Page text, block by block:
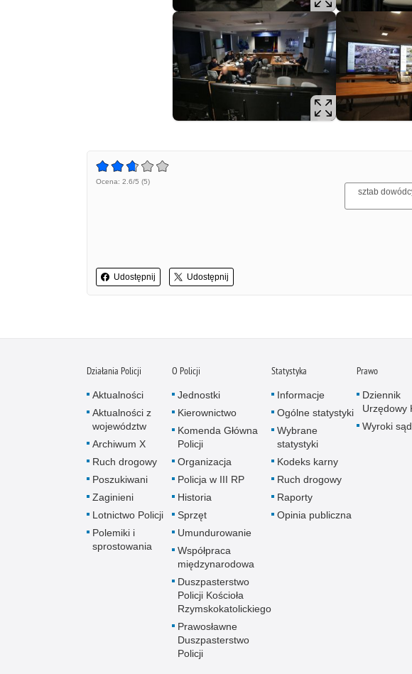
Ocena: 2.6/5 (5)
Udostępnij Udostępnij
sztab
Działania Policji
Aktualności
Aktualności z
województw
Archiwum X
Ruch drogowy
Poszukiwani
Zaginieni
Lotnictwo Policji
Polemiki i
sprostowania
O Policji
Jednostki
Kierownictwo
Komenda Główna
Policji
Organizacja
Policja w III RP
Historia
Sprzęt
Umundurowanie
Współpraca
międzynarodowa
Duszpasterstwo
Policji Kościoła
Rzymskokatolickiego
Prawosławne
Duszpasterstwo
Policji
Statystyka
Informacje
Ogólne statystyki
Wybrane
statystyki
Kodeks karny
Ruch drogowy
Raporty
Opinia publiczna
Prawo
Dziennik
Urzędowy
Wyroki